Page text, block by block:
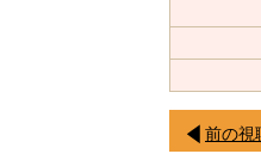
前の視